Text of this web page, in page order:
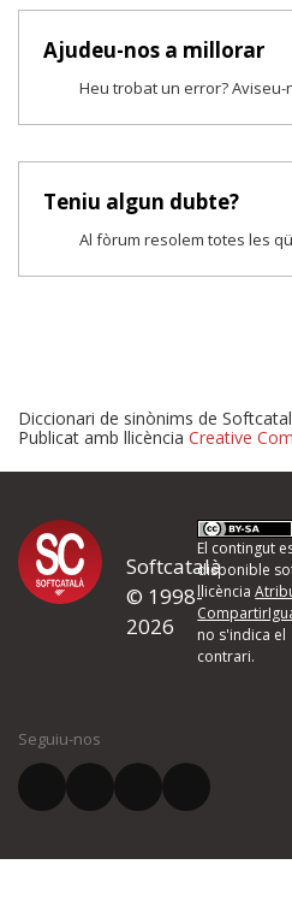
Ajudeu-nos a millorar
Heu trobat un error?
Teniu algun dubte?
Al fòrum resolem totes les
Proposeu-
d'errors
Si heu trobat un error o voleu
quina és la millora que
El vostre correu electrònic *
Diccionari de sinònims de
Publicat amb llicència Creative
Softcatalà
© 1998-
2026
El contingut
disponible
llicència
no s'indica el
contrari.
Seguiu-nos